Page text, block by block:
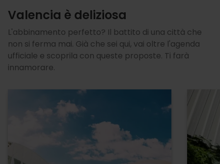
Valencia è deliziosa
L'abbinamento perfetto? Il battito di una città che
non si ferma mai. Già che sei qui, vai oltre l'agenda
ufficiale e scoprila con queste proposte. Ti farà
innamorare.